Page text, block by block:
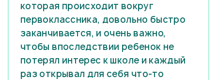
которая происходит вокруг
первоклассника, довольно быстро
заканчивается, и очень важно,
чтобы впоследствии ребенок не
потерял интерес к школе и каждый
раз открывал для себя что-то